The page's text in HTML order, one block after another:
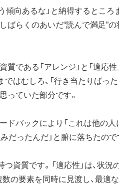
傾向あるな」と納得するところ
ばらくのあいだ“読んで満足”
である「アレンジ」と「適応性
はむしろ、「行き当たりばった
っていた部分です。
ドバックにより「これは他の人
だったんだ」と腑に落ちたので
つ資質です。「適応性」は、状況
の要素を同時に見渡し、最適